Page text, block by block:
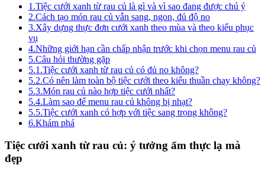
1.Tiệc cưới xanh từ rau củ là gì và vì sao đang được chú ý
2.Cách tạo món rau củ vẫn sang, ngon, đủ độ no
3.Xây dựng thực đơn cưới xanh theo mùa và theo kiểu phục
vụ
4.Những giới hạn cần chấp nhận trước khi chọn menu rau củ
5.Câu hỏi thường gặp
5.1.Tiệc cưới xanh từ rau củ có đủ no không?
5.2.Có nên làm toàn bộ tiệc cưới theo kiểu thuần chay không?
5.3.Món rau củ nào hợp tiệc cưới nhất?
5.4.Làm sao để menu rau củ không bị nhạt?
5.5.Tiệc cưới xanh có hợp với tiệc sang trọng không?
6.Khám phá
Tiệc cưới xanh từ rau củ: ý tưởng ẩm thực lạ mà
đẹp